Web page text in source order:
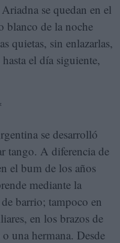
se quedan en el
blanco de la noche
quietas, sin enlazarlas,
el día siguiente,
se desarrolló
tango. A diferencia de
el bum de los años
mediante la
barrio; tampoco en
en los brazos de
una hermana. Desde